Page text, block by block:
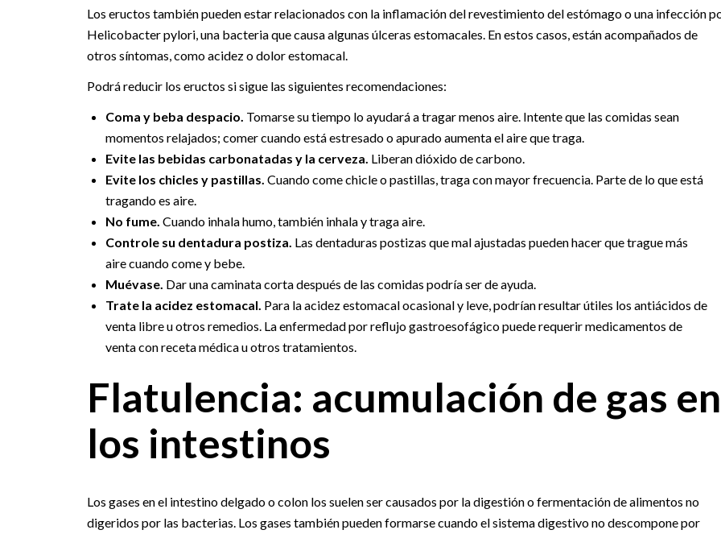
Los eructos también pueden estar relacionados con la inflamación del revestimiento del estómago o una infección
Helicobacter pylori, una bacteria que causa algunas úlceras estomacales. En estos casos, están acompañados de
otros síntomas, como acidez o dolor estomacal.
Podrá reducir los eructos si sigue las siguientes recomendaciones:
Coma y beba despacio. Tomarse su tiempo lo ayudará a tragar menos aire. Intente que las comidas sean
momentos relajados; comer cuando está estresado o apurado aumenta el aire que traga.
Evite las bebidas carbonatadas y la cerveza. Liberan dióxido de carbono.
Evite los chicles y pastillas. Cuando come chicle o pastillas, traga con mayor frecuencia. Parte de lo que está
tragando es aire.
No fume. Cuando inhala humo, también inhala y traga aire.
Controle su dentadura postiza. Las dentaduras postizas que mal ajustadas pueden hacer que trague más
aire cuando come y bebe.
Muévase. Dar una caminata corta después de las comidas podría ser de ayuda.
Trate la acidez estomacal. Para la acidez estomacal ocasional y leve, podrían resultar útiles los antiácidos de
venta libre u otros remedios. La enfermedad por reflujo gastroesofágico puede requerir medicamentos de
venta con receta médica u otros tratamientos.
Flatulencia: acumulación de gas en
los intestinos
Los gases en el intestino delgado o colon los suelen ser causados por la digestión o fermentación de alimentos no
digeridos por las bacterias. Los gases también pueden formarse cuando el sistema digestivo no descompone por